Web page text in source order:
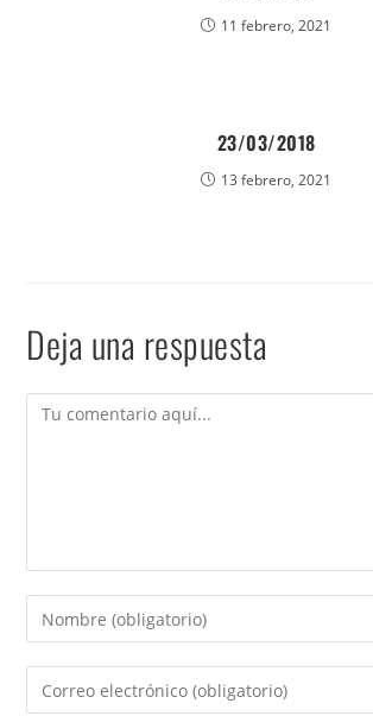
11 febrero, 2021
23/03/2018
13 febrero, 2021
Deja una respuesta